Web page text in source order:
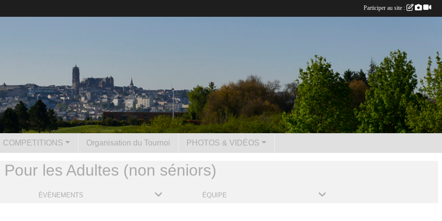
COMPETITIONS Organisation du Tournoi PHOTOS & VIDÉOS
Pour les Adultes (non séniors)
ÉVÈNEMENTS ÉQUIPE
Participer au site :